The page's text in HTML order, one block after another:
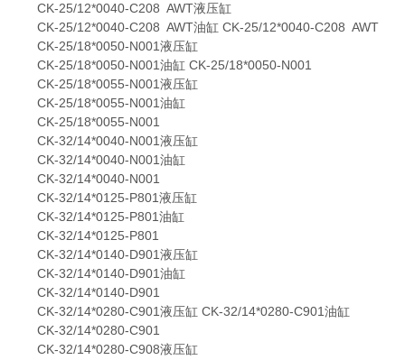
CK-25/12*0040-C208 AWT液压缸
CK-25/12*0040-C208 AWT油缸 CK-25/12*0040-C208 AWT
CK-25/18*0050-N001液压缸
CK-25/18*0050-N001油缸 CK-25/18*0050-N001
CK-25/18*0055-N001液压缸
CK-25/18*0055-N001油缸
CK-25/18*0055-N001
CK-32/14*0040-N001液压缸
CK-32/14*0040-N001油缸
CK-32/14*0040-N001
CK-32/14*0125-P801液压缸
CK-32/14*0125-P801油缸
CK-32/14*0125-P801
CK-32/14*0140-D901液压缸
CK-32/14*0140-D901油缸
CK-32/14*0140-D901
CK-32/14*0280-C901液压缸 CK-32/14*0280-C901油缸
CK-32/14*0280-C901
CK-32/14*0280-C908液压缸